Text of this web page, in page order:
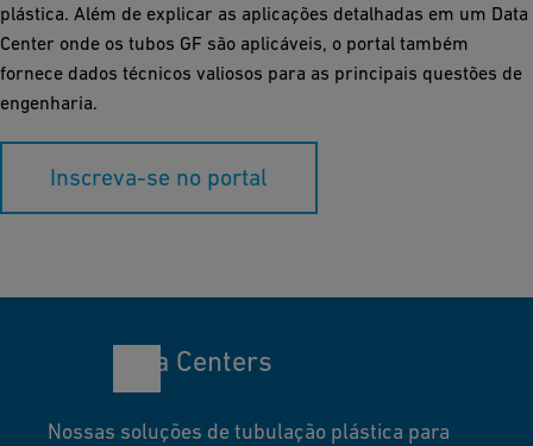
plástica. Além de explicar as aplicações detalhadas em um Data
Center onde os tubos GF são aplicáveis, o portal também
fornece dados técnicos valiosos para as principais questões de
engenharia.
Inscreva-se no portal
Data Centers
Nossas soluções de tubulação plástica para